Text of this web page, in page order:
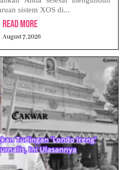
sistem XOS di...
Read More
August 7, 2026